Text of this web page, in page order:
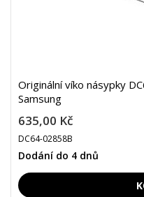
Originální víko násypky
Samsung
635,00 Kč
DC64-02858B
Dodání do 4 dnů